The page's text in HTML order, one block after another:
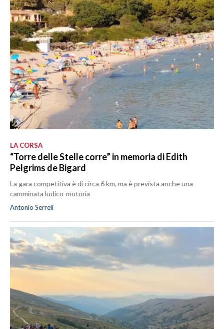
LA CORSA
“Torre delle Stelle corre” in memoria di Edith
Pelgrims de Bigard
La gara competitiva è di circa 6 km, ma è prevista anche una
camminata ludico-motoria
Antonio Serreli